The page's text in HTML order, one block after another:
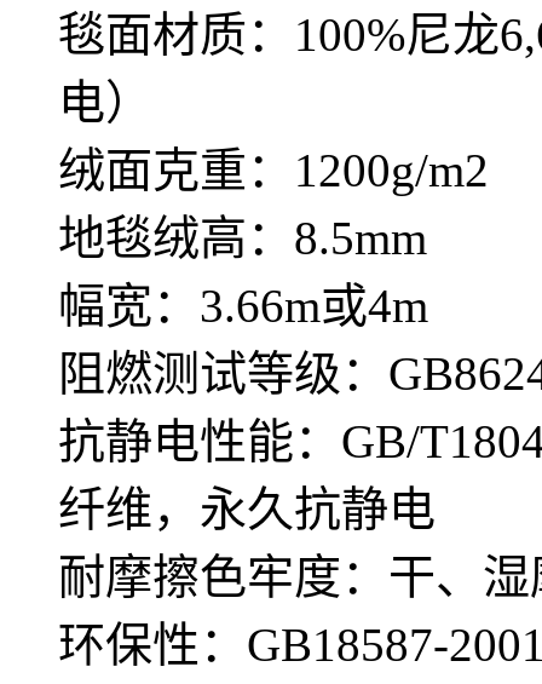
毯面材质：100%尼龙
电）
绒面克重：1200g/m2
地毯绒高：8.5mm
幅宽：3.66m或4m
阻燃测试等级：
抗静电性能：GB/
纤维，永久抗静电
耐摩擦色牢度：干、
环保性：GB18587-